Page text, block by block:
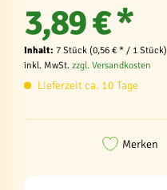
3,89 € *
Inhalt: 7 Stück (0,56 € * / 1 Stück)
inkl. MwSt. zzgl. Versandkosten
Lieferzeit ca. 10 Tage
Merken